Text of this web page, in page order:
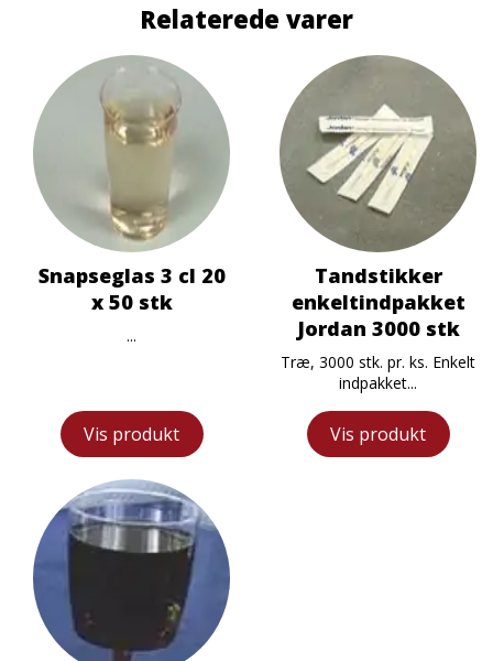
Relaterede varer
Snapseglas 3 cl 20
x 50 stk
...
Vis produkt
Tandstikker
enkeltindpakket
Jordan 3000 stk
Træ, 3000 stk. pr. ks. Enkelt
indpakket...
Vis produkt